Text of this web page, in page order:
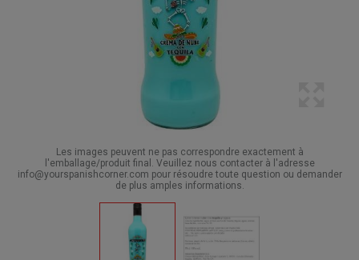
Les images peuvent ne pas correspondre exactement à
l'emballage/produit final. Veuillez nous contacter à l'adresse
info@yourspanishcorner.com pour résoudre toute question ou demander
de plus amples informations.